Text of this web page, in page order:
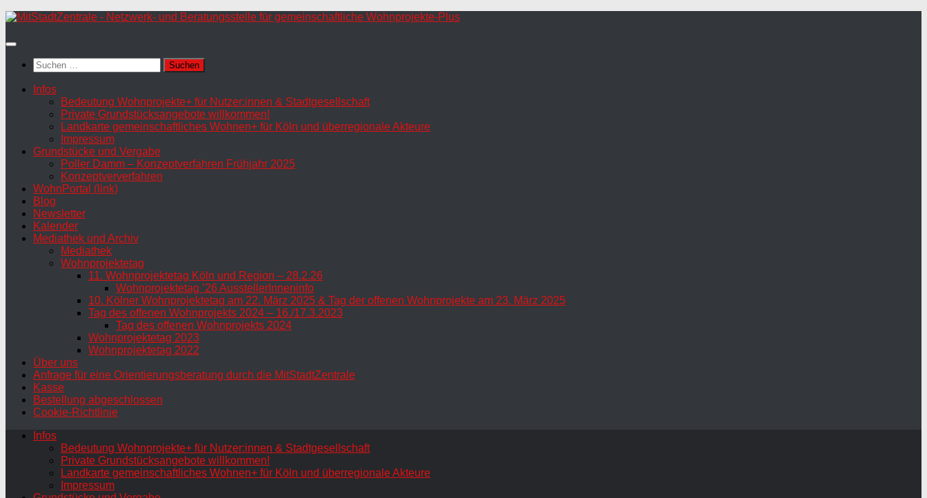
Zum
springen
Suchen
nach:
Infos
Bedeutung Wohnprojekte+ für Nutzer:innen & Stadtgesellschaft
Private Grundstücksangebote willkommen!
Landkarte gemeinschaftliches Wohnen+ für Köln und überregionale Akteure
Impressum
Grundstücke und Vergabe
Poller Damm – Konzeptverfahren Frühjahr 2025
Konzeptververfahren
WohnPortal (link)
Blog
Newsletter
Kalender
Mediathek und Archiv
Mediathek
Wohnprojektetag
11. Wohnprojektetag Köln und Region – 28.2.26
Wohnprojektetag ’26 AusstellerInneninfo
10. Kölner Wohnprojektetag am 22. März 2025 & Tag der offenen Wohnprojekte am 23. März 2025
Tag des offenen Wohnprojekts 2024 – 16./17.3.2023
Tag des offenen Wohnprojekts 2024
Wohnprojektetag 2023
Wohnprojektetag 2022
Über uns
Anfrage für eine Orientierungsberatung durch die MitStadtZentrale
Kasse
Bestellung abgeschlossen
Cookie-Richtlinie
Infos
Bedeutung Wohnprojekte+ für Nutzer:innen & Stadtgesellschaft
Private Grundstücksangebote willkommen!
Landkarte gemeinschaftliches Wohnen+ für Köln und überregionale Akteure
Impressum